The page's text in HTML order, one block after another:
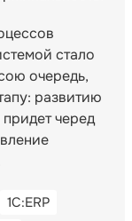
стало
очередь,
развитию
черед
‎1С:ERP